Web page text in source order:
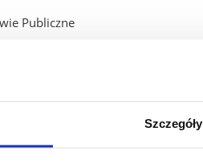
Szczegóły
Publiczne
Pielęgniarstwa